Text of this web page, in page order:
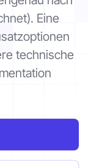
Eine
technische